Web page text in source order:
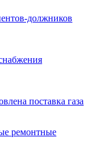
должников
поставка газа
ремонтные